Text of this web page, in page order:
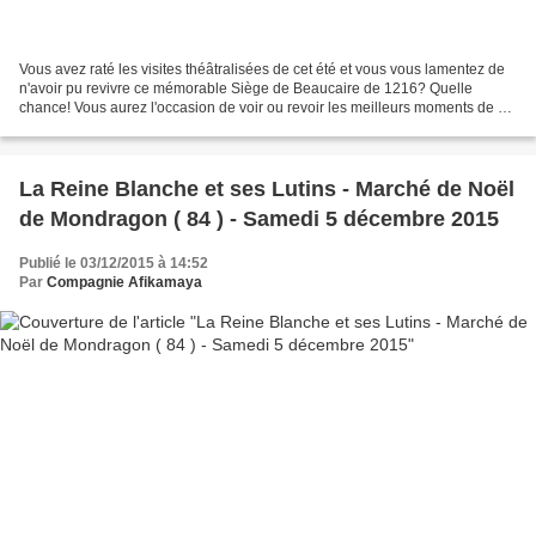
Vous avez raté les visites théâtralisées de cet été et vous vous lamentez de
n'avoir pu revivre ce mémorable Siège de Beaucaire de 1216? Quelle
chance! Vous aurez l'occasion de voir ou revoir les meilleurs moments de ce
La Reine Blanche et ses Lutins - Marché de Noël
de Mondragon ( 84 ) - Samedi 5 décembre 2015
Publié le 03/12/2015 à 14:52
Par Compagnie Afikamaya